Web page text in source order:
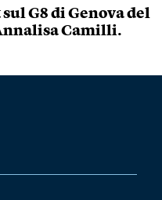
sul G8 di Genova del
Camilli.